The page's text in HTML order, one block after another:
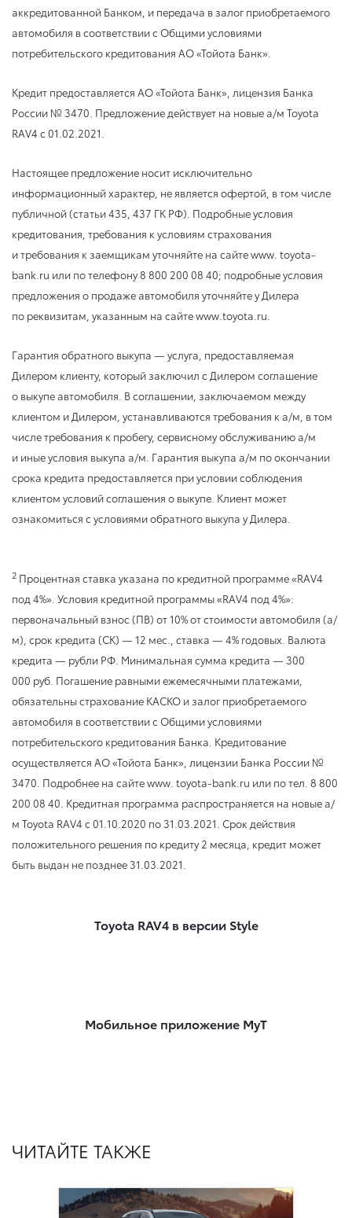
аккредитованной Банком, и передача в залог приобретаемого
автомобиля в соответствии с Общими условиями
потребительского кредитования АО «Тойота Банк».
Кредит предоставляется АО «Тойота Банк», лицензия Банка
России № 3470. Предложение действует на новые а/м Toyota
RAV4 с 01.02.2021.
Настоящее предложение носит исключительно
информационный характер, не является офертой, в том числе
публичной (статьи 435, 437 ГК РФ). Подробные условия
кредитования, требования к условиям страхования
и требования к заемщикам уточняйте на сайте www. toyota-
bank.ru или по телефону 8 800 200 08 40; подробные условия
предложения о продаже автомобиля уточняйте у Дилера
по реквизитам, указанным на сайте www.toyota.ru.
Гарантия обратного выкупа — услуга, предоставляемая
Дилером клиенту, который заключил с Дилером соглашение
о выкупе автомобиля. В соглашении, заключаемом между
клиентом и Дилером, устанавливаются требования к а/м, в том
числе требования к пробегу, сервисному обслуживанию а/м
и иные условия выкупа а/м. Гарантия выкупа а/м по окончании
срока кредита предоставляется при условии соблюдения
клиентом условий соглашения о выкупе. Клиент может
ознакомиться с условиями обратного выкупа у Дилера.
2 Процентная ставка указана по кредитной программе «RAV4
под 4%». Условия кредитной программы «RAV4 под 4%»:
первоначальный взнос (ПВ) от 10% от стоимости автомобиля (а/
м), срок кредита (СК) — 12 мес., ставка — 4% годовых. Валюта
кредита — рубли РФ. Минимальная сумма кредита — 300
000 руб. Погашение равными ежемесячными платежами,
обязательны страхование КАСКО и залог приобретаемого
автомобиля в соответствии с Общими условиями
потребительского кредитования Банка. Кредитование
осуществляется АО «Тойота Банк», лицензии Банка России №
3470. Подробнее на сайте www. toyota-bank.ru или по тел. 8 800
200 08 40. Кредитная программа распространяется на новые а/
м Toyota RAV4 с 01.10.2020 по 31.03.2021 . Срок действия
положительного решения по кредиту 2 месяца, кредит может
быть выдан не позднее 31.03.2021.
Toyota RAV4 в версии Style
Мобильное приложение MyT
ЧИТАЙТЕ ТАКЖЕ